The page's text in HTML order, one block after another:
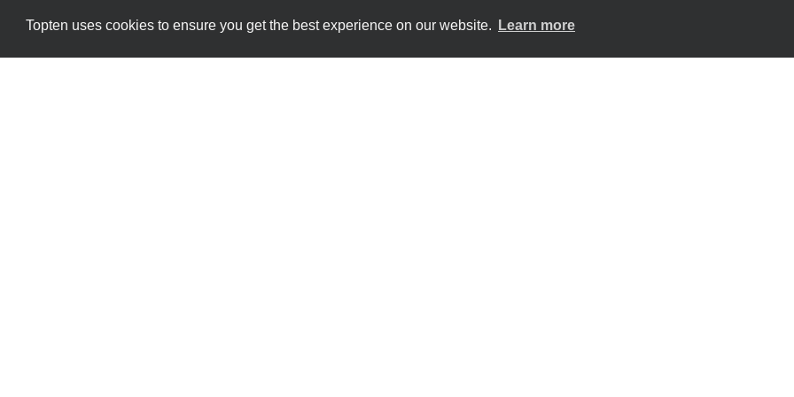
Topten uses cookies to ensure you get the best experience on our website. Learn more